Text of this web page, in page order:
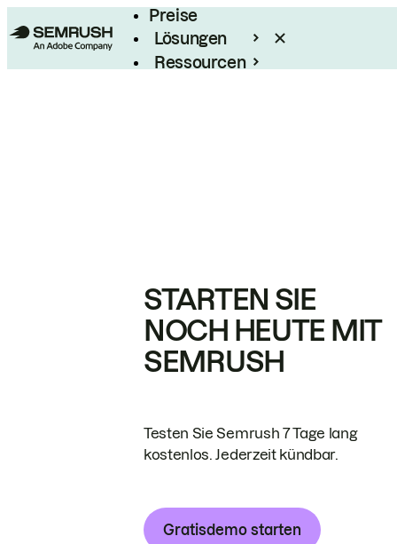
Preise
Lösungen
Ressourcen
STARTEN SIE
NOCH HEUTE MIT
SEMRUSH
Testen Sie Semrush 7 Tage lang
kostenlos. Jederzeit kündbar.
Gratisdemo starten